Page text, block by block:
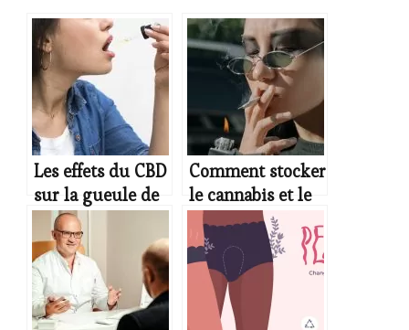
Les effets du CBD
sur la gueule de
bois
Comment stocker
le cannabis et le
garder au frais ?